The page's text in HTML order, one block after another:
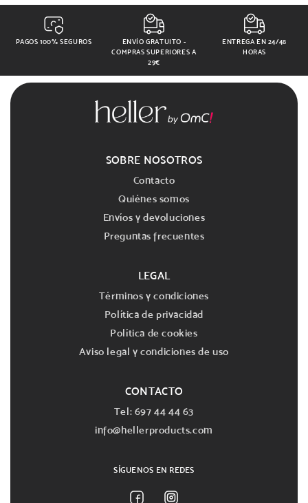
PAGOS 100% SEGUROS
ENVÍO GRATUITO -
COMPRAS SUPERIORES A
29€
ENTREGA EN 24/48
HORAS
SOBRE NOSOTROS
Contacto
Quiénes somos
Envíos y devoluciones
Preguntas frecuentes
LEGAL
Términos y condiciones
Política de privacidad
Política de cookies
Aviso legal y condiciones de uso
CONTACTO
Tel: 697 44 44 63
info@hellerproducts.com
SÍGUENOS EN REDES